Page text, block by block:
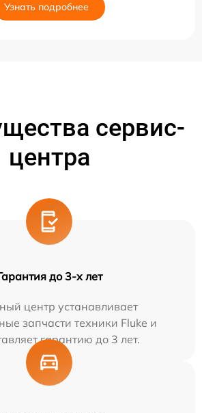
Узнать подробнее
сервис-
центра
до 3-х лет
центр устанавливает
запчасти техники Fluke и
гарантию до 3 лет.